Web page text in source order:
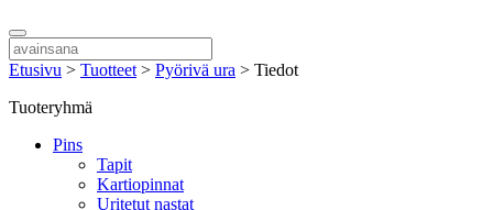
Etusivu > Tuotteet > Pyörivä ura > Tiedot
Tuoteryhmä
Pins
Tapit
Kartiopinnat
Uritetut nastat